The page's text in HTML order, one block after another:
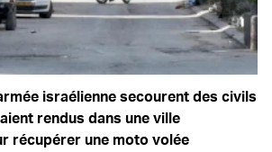
israélienne secourent des civils
rendus dans une ville
récupérer une moto volée